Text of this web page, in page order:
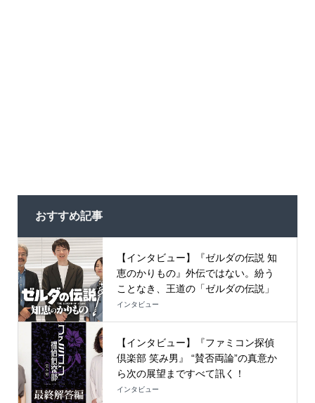
おすすめ記事
【インタビュー】『ゼルダの伝説 知
恵のかりもの』外伝ではない。紛う
ことなき、王道の「ゼルダの伝説」
インタビュー
【インタビュー】『ファミコン探偵
倶楽部 笑み男』 “賛否両論”の真意か
ら次の展望まですべて訊く！
インタビュー